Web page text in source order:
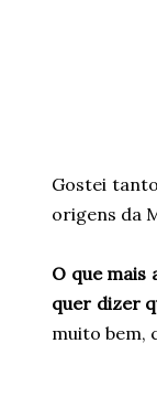
Gostei
origens da
O que
quer dizer
muito bem,